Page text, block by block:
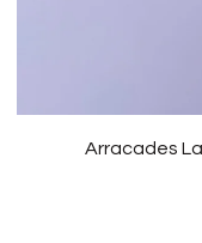
Arracades